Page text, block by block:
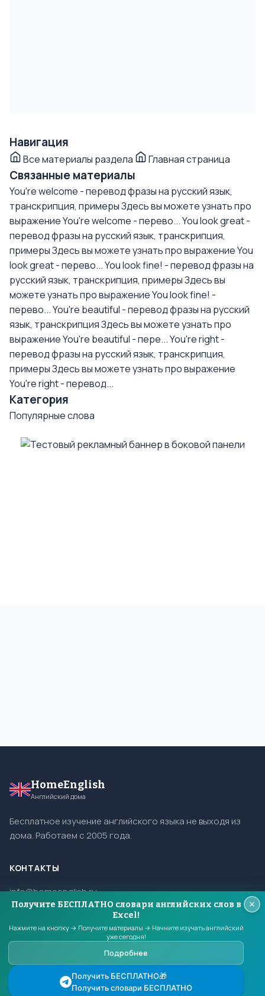
Навигация
Все материалы раздела Главная страница
Связанные материалы
You're welcome - перевод фразы на русский язык,
транскрипция, примерыЗдесь вы можете узнать про
выражение You're welcome - перево...You look great -
перевод фразы на русский язык, транскрипция,
примерыЗдесь вы можете узнать про выражение You
look great - перево...You look fine! - перевод фразы на
русский язык, транскрипция, примерыЗдесь вы
можете узнать про выражение You look fine! -
перево...You're beautiful - перевод фразы на русский
язык, транскрипцияЗдесь вы можете узнать про
выражение You're beautiful - пере...You're right -
перевод фразы на русский язык, транскрипция,
примерыЗдесь вы можете узнать про выражение
You're right - перевод...
Категория
Популярные слова
HomeEnglish
Английский дома
Бесплатное изучение английского языка не выходя из
дома. Работаем с 2005 года.
КОНТАКТЫ
info@homeenglish.ru
ВКонтакте
© 2005–2026 HomeEnglish. Все права защищены.
Копирование материалов сайта запрещено.
Получите БЕСПЛАТНО словари английских слов в
Excel!
Нажмите на кнопку → Получите материалы → Начните изучать английский
уже сегодня!
Подробнее
Получить БЕСПЛАТНО🎁
Получить словари БЕСПЛАТНО